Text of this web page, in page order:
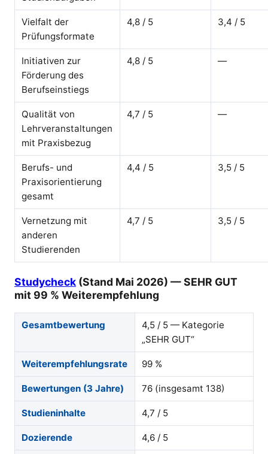
Vielfalt der
Prüfungsformate
4,8 / 5 3,4 / 5
Initiativen zur
Förderung des
Berufseinstiegs
4,8 / 5 —
Qualität von
Lehrveranstaltungen
mit Praxisbezug
4,7 / 5 —
Berufs- und
Praxisorientierung
gesamt
4,4 / 5 3,5 / 5
Vernetzung mit
anderen
Studierenden
4,7 / 5 3,5 / 5
Studycheck (Stand Mai 2026) — SEHR GUT
mit 99 % Weiterempfehlung
Gesamtbewertung
4,5 / 5 — Kategorie
„SEHR GUT“
Weiterempfehlungsrate 99 %
Bewertungen (3 Jahre) 76 (insgesamt 138)
Studieninhalte 4,7 / 5
Dozierende 4,6 / 5